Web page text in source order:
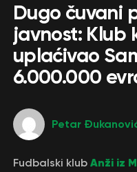
Dugo čuvani
javnost: Klub
uplaćivao
6.000.000
Petar
Fudbalski klub Anži iz